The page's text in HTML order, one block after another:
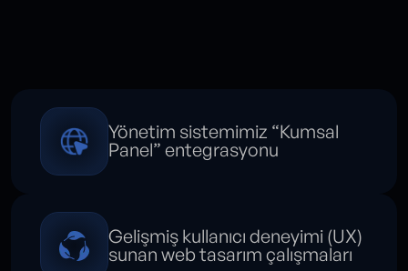
Yönetim sistemimiz “Kumsal
Panel” entegrasyonu
Gelişmiş kullanıcı deneyimi (UX)
sunan web tasarım çalışmaları